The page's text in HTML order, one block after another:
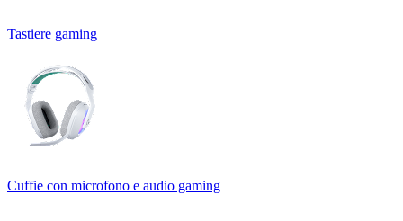
Tastiere gaming
Cuffie con microfono e audio gaming